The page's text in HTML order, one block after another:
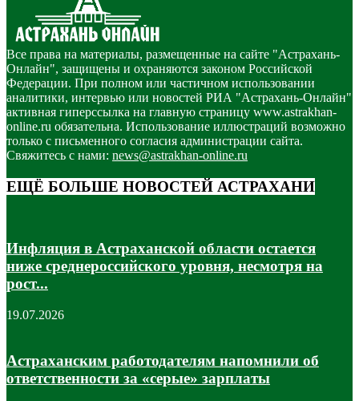
Все права на материалы, размещенные на сайте "Астрахань-
Онлайн", защищены и охраняются законом Российской
Федерации. При полном или частичном использовании
аналитики, интервью или новостей РИА "Астрахань-Онлайн"
активная гиперссылка на главную страницу www.astrakhan-
online.ru обязательна. Использование иллюстраций возможно
только с письменного согласия администрации сайта.
Свяжитесь с нами: news@astrakhan-online.ru
ЕЩЁ БОЛЬШЕ НОВОСТЕЙ АСТРАХАНИ
Инфляция в Астраханской области остается
ниже среднероссийского уровня, несмотря на
рост...
19.07.2026
Астраханским работодателям напомнили об
ответственности за «серые» зарплаты